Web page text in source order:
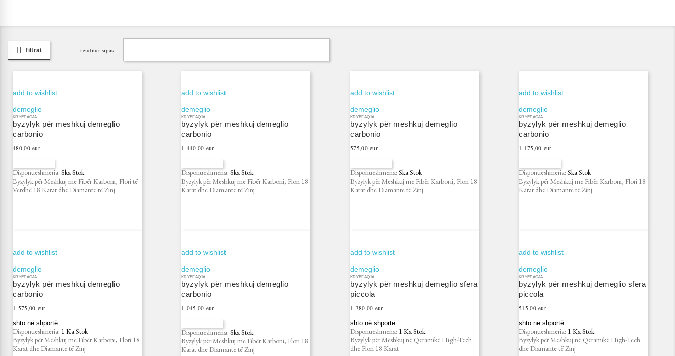
renditur sipas:
filtrat
add to wishlist
demeglio
KRYEFAQJA
byzylyk për meshkuj demeglio
carbonio
Çmimi
480,00 eur
Disponueshmeria: Ska Stok
Byzylyk për Meshkuj me Fibër Karboni, Flori të
Verdhë 18 Karat dhe Diamante të Zinj
add to wishlist
demeglio
KRYEFAQJA
byzylyk për meshkuj demeglio
carbonio
Çmimi
1 440,00 eur
Disponueshmeria: Ska Stok
Byzylyk për Meshkuj me Fibër Karboni, Flori 18
Karat dhe Diamante të Zinj
add to wishlist
demeglio
KRYEFAQJA
byzylyk për meshkuj demeglio
carbonio
Çmimi
575,00 eur
Disponueshmeria: Ska Stok
Byzylyk për Meshkuj me Fibër Karboni, Flori 18
Karat dhe Diamante të Zinj
add to wishlist
demeglio
KRYEFAQJA
byzylyk për meshkuj demeglio
carbonio
Çmimi
1 175,00 eur
Disponueshmeria: Ska Stok
Byzylyk për Meshkuj me Fibër Karboni, Flori 18
Karat dhe Diamante të Zinj
add to wishlist
demeglio
KRYEFAQJA
byzylyk për meshkuj demeglio
carbonio
Çmimi
1 575,00 eur
shto në shportë
Disponueshmeria: 1 Ka Stok
Byzylyk për Meshkuj me Fibër Karboni, Flori 18
Karat dhe Diamante të Zinj
add to wishlist
demeglio
KRYEFAQJA
byzylyk për meshkuj demeglio
carbonio
Çmimi
1 045,00 eur
Disponueshmeria: Ska Stok
Byzylyk për Meshkuj me Fibër Karboni, Flori 18
Karat dhe Diamante të Zinj
add to wishlist
demeglio
KRYEFAQJA
byzylyk për meshkuj demeglio sfera
piccola
Çmimi
1 380,00 eur
shto në shportë
Disponueshmeria: 1 Ka Stok
Byzylyk për Meshkuj në Qeramikë High-Tech
dhe Flori 18 Karat
add to wishlist
demeglio
KRYEFAQJA
byzylyk për meshkuj demeglio sfera
piccola
Çmimi
515,00 eur
shto në shportë
Disponueshmeria: 1 Ka Stok
Byzylyk për Meshkuj në Qeramikë High-Tech
dhe Diamante të Zinj